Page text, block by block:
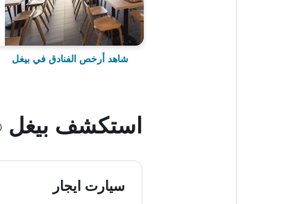
شاهد أرخص الفنادق في بيغل
استكشف بيغل
سيارت ايجار